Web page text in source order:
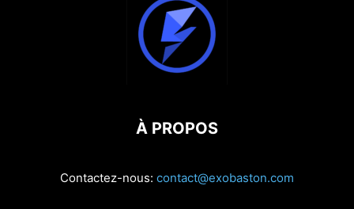
À PROPOS
Contactez-nous: contact@exobaston.com